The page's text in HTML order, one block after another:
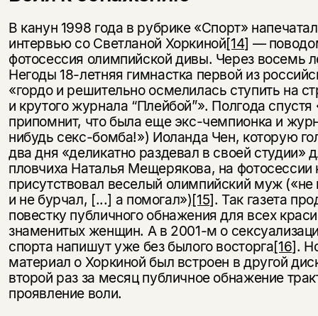
В канун 1998 года в рубрике «Спорт»
интервью со Светланой Хоркиной[14] —
фотосессия олимпийской дивы. Через восемь
Негоды 18-летняя гимнастка первой из
«гордо и решительно осмелилась ступить на
и крутого журнала “Плейбой”». Полгода
припомнит, что была еще экс-чемпионка и
нибудь секс-бомба!») Иоланда Чен, которую
два дня «деликатно раздевал в своей студии»
пловчиха Наталья Мещерякова, на фотосессии
присутствовал веселый олимпийский муж («не
и не бурчал, [...] а помогал»)[15]. Так газета
повестку публичного обнажения для всех
знаменитых женщин. А в 2001-м о
спорта напишут уже без былого восторга[16].
материал о Хоркиной был встроен в другой
второй раз за месяц публичное обнажение
проявление воли.